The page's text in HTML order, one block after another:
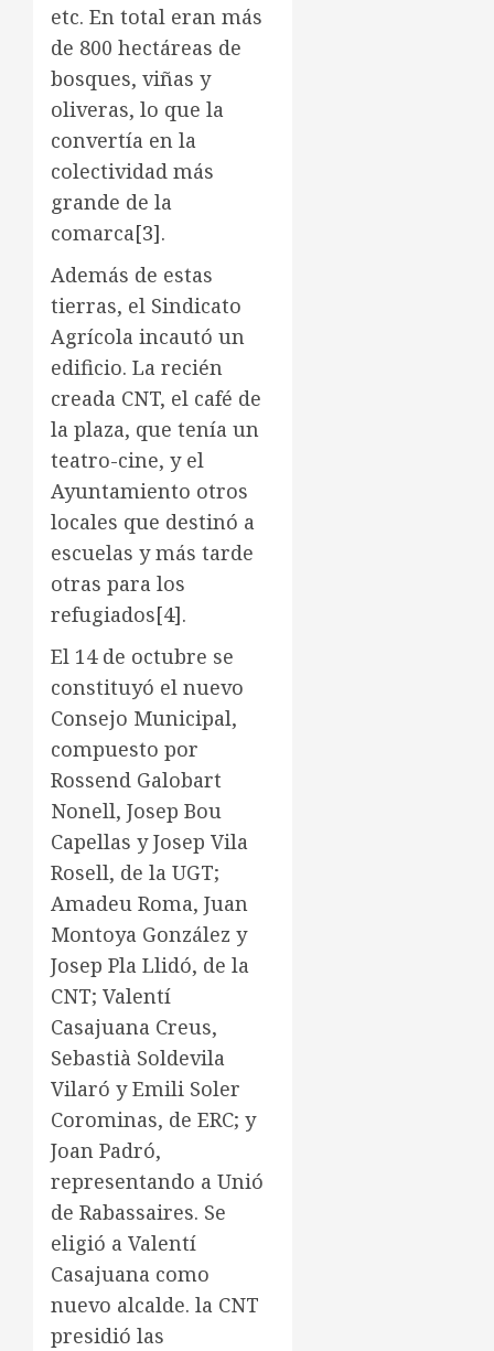
etc. En total eran más
de 800 hectáreas de
bosques, viñas y
oliveras, lo que la
convertía en la
colectividad más
grande de la
comarca[3].
Además de estas
tierras, el Sindicato
Agrícola incautó un
edificio. La recién
creada CNT, el café de
la plaza, que tenía un
teatro-cine, y el
Ayuntamiento otros
locales que destinó a
escuelas y más tarde
otras para los
refugiados[4].
El 14 de octubre se
constituyó el nuevo
Consejo Municipal,
compuesto por
Rossend Galobart
Nonell, Josep Bou
Capellas y Josep Vila
Rosell, de la UGT;
Amadeu Roma, Juan
Montoya González y
Josep Pla Llidó, de la
CNT; Valentí
Casajuana Creus,
Sebastià Soldevila
Vilaró y Emili Soler
Corominas, de ERC; y
Joan Padró,
representando a Unió
de Rabassaires. Se
eligió a Valentí
Casajuana como
nuevo alcalde. la CNT
presidió las